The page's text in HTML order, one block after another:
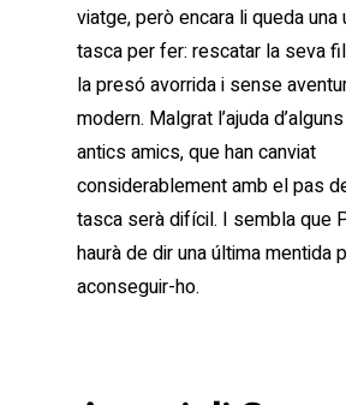
viatge, però encara li queda una
tasca per fer: rescatar la seva
la presó avorrida i sense
modern. Malgrat l’ajuda
antics amics, que han canviat
considerablement amb el pas
tasca serà difícil. I sembla que
haurà de dir una última mentida
aconseguir-ho.